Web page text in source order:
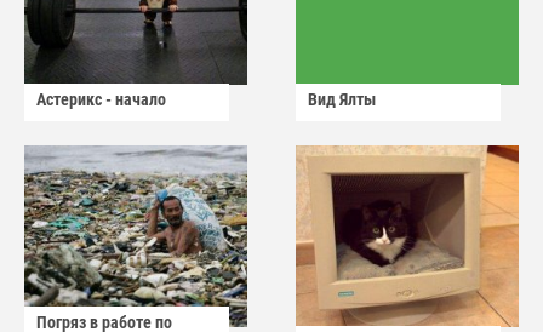
Астерикс - начало Вид Ялты
Погряз в работе по